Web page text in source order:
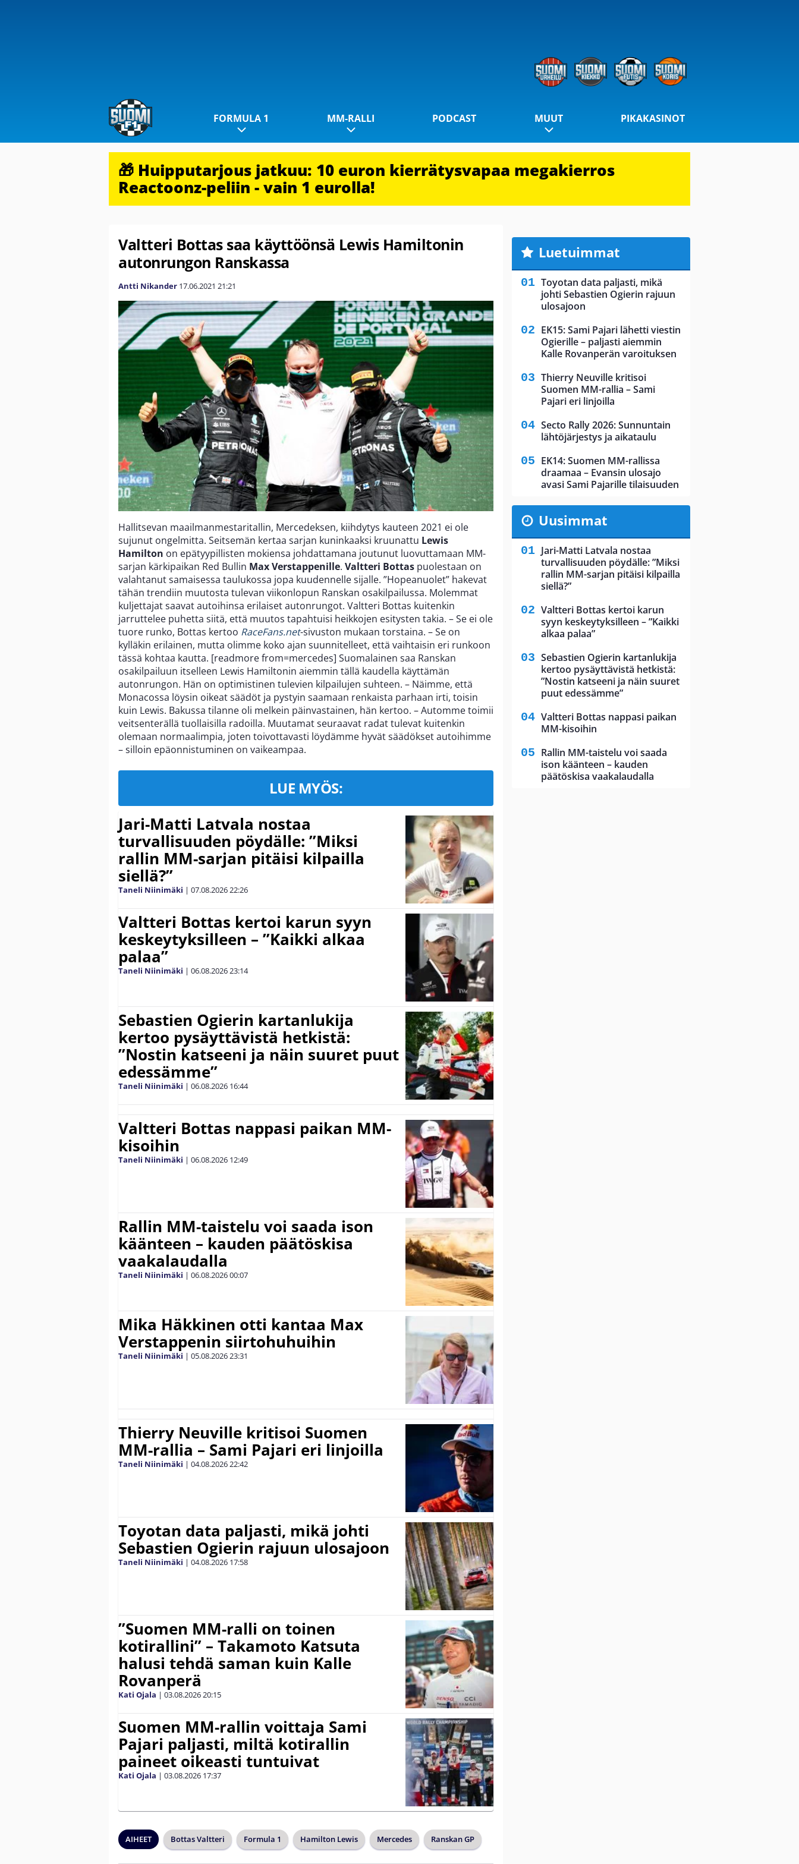
FORMULA 1 MM-RALLI PODCAST MUUT PIKAKASINOT
🎁 Huipputarjous jatkuu: 10 euron kierrätysvapaa megakierros
Reactoonz-peliin - vain 1 eurolla!
Valtteri Bottas saa käyttöönsä Lewis Hamiltonin
autonrungon Ranskassa
Antti Nikander 17.06.2021 21:21
Hallitsevan maailmanmestaritallin, Mercedeksen, kiihdytys kauteen 2021 ei ole
sujunut ongelmitta. Seitsemän kertaa sarjan kuninkaaksi kruunattu Lewis
Hamilton on epätyypillisten mokiensa johdattamana joutunut luovuttamaan MM-
sarjan kärkipaikan Red Bullin Max Verstappenille. Valtteri Bottas puolestaan on
valahtanut samaisessa taulukossa jopa kuudennelle sijalle. ”Hopeanuolet” hakevat
tähän trendiin muutosta tulevan viikonlopun Ranskan osakilpailussa. Molemmat
kuljettajat saavat autoihinsa erilaiset autonrungot. Valtteri Bottas kuitenkin
jarruttelee puhetta siitä, että muutos tapahtuisi heikkojen esitysten takia. – Se ei ole
tuore runko, Bottas kertoo RaceFans.net-sivuston mukaan torstaina. – Se on
kylläkin erilainen, mutta olimme koko ajan suunnitelleet, että vaihtaisin eri runkoon
tässä kohtaa kautta. [readmore from=mercedes] Suomalainen saa Ranskan
osakilpailuun itselleen Lewis Hamiltonin aiemmin tällä kaudella käyttämän
autonrungon. Hän on optimistinen tulevien kilpailujen suhteen. – Näimme, että
Monacossa löysin oikeat säädöt ja pystyin saamaan renkaista parhaan irti, toisin
kuin Lewis. Bakussa tilanne oli melkein päinvastainen, hän kertoo. – Automme toimii
veitsenterällä tuollaisilla radoilla. Muutamat seuraavat radat tulevat kuitenkin
olemaan normaalimpia, joten toivottavasti löydämme hyvät säädökset autoihimme
– silloin epäonnistuminen on vaikeampaa.
LUE MYÖS:
Jari-Matti Latvala nostaa
turvallisuuden pöydälle: ”Miksi
rallin MM-sarjan pitäisi kilpailla
siellä?”
Taneli Niinimäki | 07.08.202622:26
Valtteri Bottas kertoi karun syyn
keskeytyksilleen – ”Kaikki alkaa
palaa”
Taneli Niinimäki | 06.08.202623:14
Sebastien Ogierin kartanlukija
kertoo pysäyttävistä hetkistä:
”Nostin katseeni ja näin suuret puut
edessämme”
Taneli Niinimäki | 06.08.2026 16:44
Valtteri Bottas nappasi paikan MM-
kisoihin
Taneli Niinimäki | 06.08.2026 12:49
Rallin MM-taistelu voi saada ison
käänteen – kauden päätöskisa
vaakalaudalla
Taneli Niinimäki | 06.08.202600:07
Mika Häkkinen otti kantaa Max
Verstappenin siirtohuhuihin
Taneli Niinimäki | 05.08.202623:31
Thierry Neuville kritisoi Suomen
MM-rallia – Sami Pajari eri linjoilla
Taneli Niinimäki | 04.08.202622:42
Toyotan data paljasti, mikä johti
Sebastien Ogierin rajuun ulosajoon
Taneli Niinimäki | 04.08.2026 17:58
”Suomen MM-ralli on toinen
kotirallini” – Takamoto Katsuta
halusi tehdä saman kuin Kalle
Rovanperä
Kati Ojala | 03.08.202620:15
Suomen MM-rallin voittaja Sami
Pajari paljasti, miltä kotirallin
paineet oikeasti tuntuivat
Kati Ojala | 03.08.2026 17:37
AIHEET Bottas Valtteri Formula 1 Hamilton Lewis Mercedes Ranskan GP
Luetuimmat
Toyotan data paljasti, mikä
johti Sebastien Ogierin rajuun
ulosajoon
EK15: Sami Pajari lähetti viestin
Ogierille – paljasti aiemmin
Kalle Rovanperän varoituksen
Thierry Neuville kritisoi
Suomen MM-rallia – Sami
Pajari eri linjoilla
Secto Rally 2026: Sunnuntain
lähtöjärjestys ja aikataulu
EK14: Suomen MM-rallissa
draamaa – Evansin ulosajo
avasi Sami Pajarille tilaisuuden
Uusimmat
Jari-Matti Latvala nostaa
turvallisuuden pöydälle: ”Miksi
rallin MM-sarjan pitäisi kilpailla
siellä?”
Valtteri Bottas kertoi karun
syyn keskeytyksilleen – ”Kaikki
alkaa palaa”
Sebastien Ogierin kartanlukija
kertoo pysäyttävistä hetkistä:
”Nostin katseeni ja näin suuret
puut edessämme”
Valtteri Bottas nappasi paikan
MM-kisoihin
Rallin MM-taistelu voi saada
ison käänteen – kauden
päätöskisa vaakalaudalla